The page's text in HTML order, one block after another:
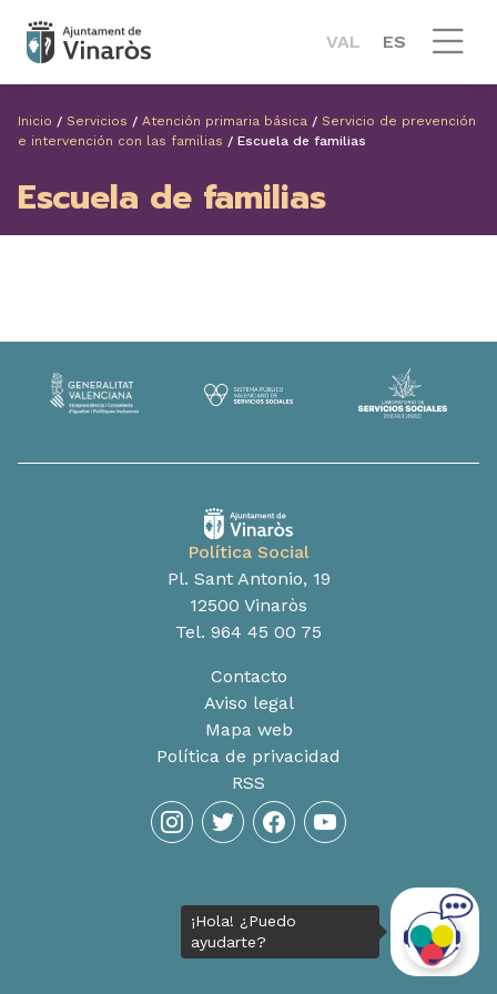
VAL ES
Inicio / Servicios / Atención primaria básica / Servicio de prevención
e intervención con las familias / Escuela de familias
Escuela de familias
Política Social
Pl. Sant Antonio, 19
12500 Vinaròs
Tel. 964 45 00 75
Contacto
Aviso legal
Mapa web
Política de privacidad
RSS
instagram
twitterfacebookyoutube
¡Hola! ¿Puedo
ayudarte?